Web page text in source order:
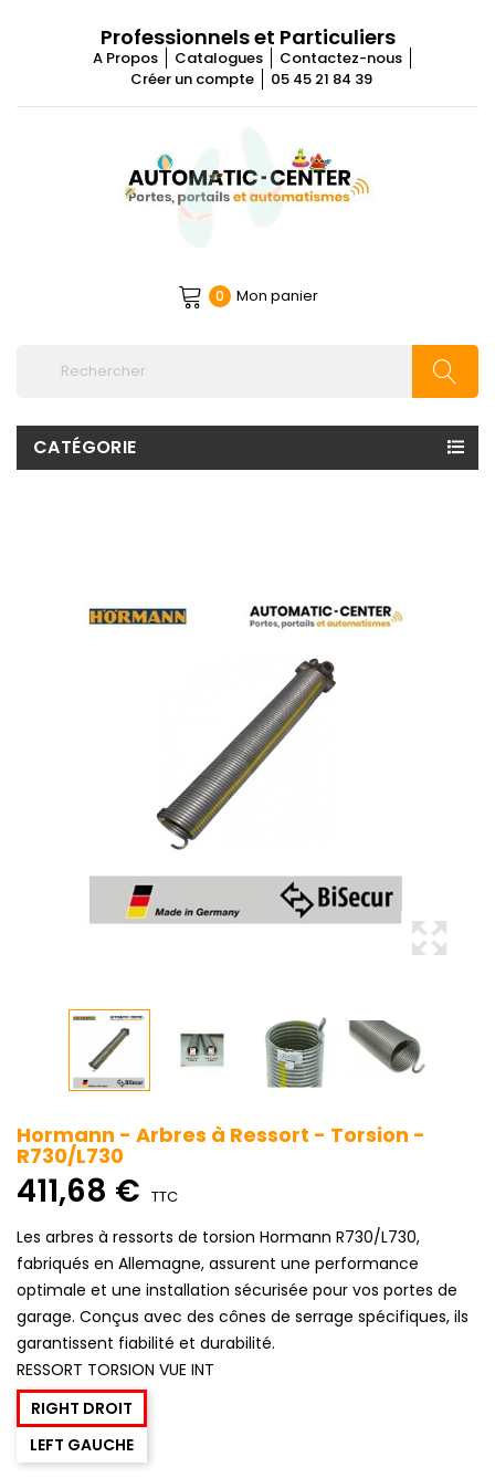
Professionnels et Particuliers
A Propos Catalogues
Contactez-nous
Créer un compte
05 45 21 84 39
0 Mon panier
CATÉGORIE
Hormann - Arbres à Ressort - Torsion -
R730/L730
411,68 € TTC
Les arbres à ressorts de torsion Hormann R730/L730,
fabriqués en Allemagne, assurent une performance
optimale et une installation sécurisée pour vos portes de
garage. Conçus avec des cônes de serrage spécifiques, ils
garantissent fiabilité et durabilité.
RESSORT TORSION VUE INT
RIGHT DROIT
LEFT GAUCHE